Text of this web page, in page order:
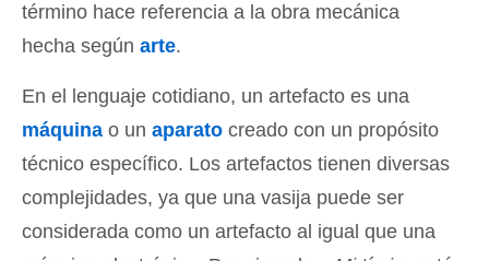
término hace referencia a la obra mecánica
hecha según arte.
En el lenguaje cotidiano, un artefacto es una
máquina o un aparato creado con un propósito
técnico específico. Los artefactos tienen diversas
complejidades, ya que una vasija puede ser
considerada como un artefacto al igual que una